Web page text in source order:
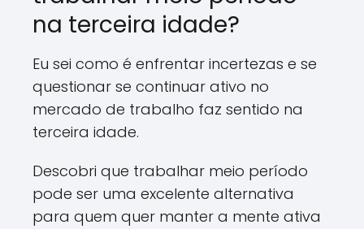
na terceira idade?
Eu sei como é enfrentar incertezas e se
questionar se continuar ativo no
mercado de trabalho faz sentido na
terceira idade.
Descobri que trabalhar meio período
pode ser uma excelente alternativa
para quem quer manter a mente ativa